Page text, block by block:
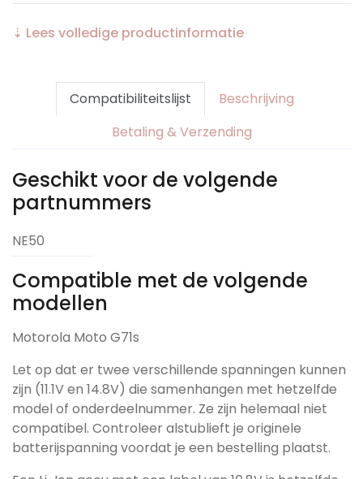
⇣ Lees volledige productinformatie
Compatibiliteitslijst
Beschrijving
Betaling & Verzending
Geschikt voor de volgende
partnummers
NE50
Compatible met de volgende
modellen
Motorola Moto G71s
Let op dat er twee verschillende spanningen kunnen
zijn (11.1V en 14.8V) die samenhangen met hetzelfde
model of onderdeelnummer. Ze zijn helemaal niet
compatibel. Controleer alstublieft je originele
batterijspanning voordat je een bestelling plaatst.